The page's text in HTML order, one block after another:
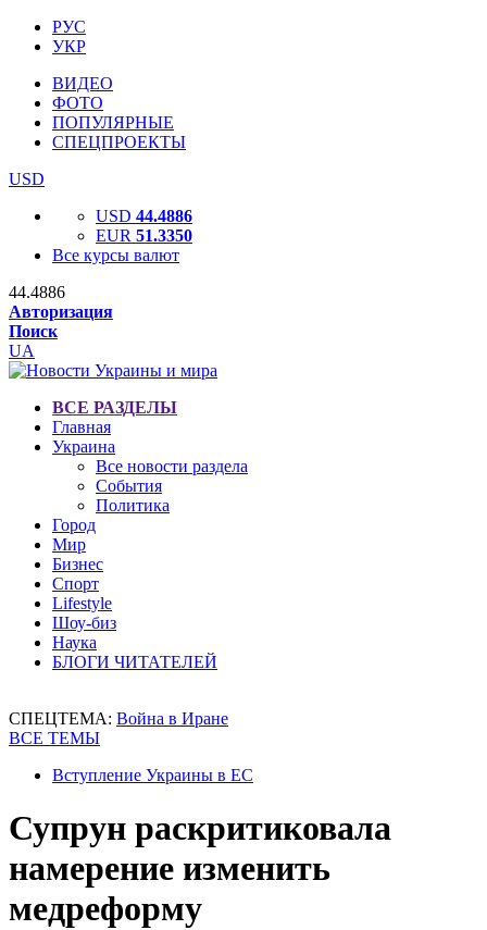
РУС
УКР
ВИДЕО
ФОТО
ПОПУЛЯРНЫЕ
СПЕЦПРОЕКТЫ
USD
USD 44.4886
EUR 51.3350
Все курсы валют
44.4886
Авторизация
Поиск
UA
ВСЕ РАЗДЕЛЫ
Главная
Украина
Все новости раздела
События
Политика
Город
Мир
Бизнес
Спорт
Lifestyle
Шоу-биз
Наука
БЛОГИ ЧИТАТЕЛЕЙ
СПЕЦТЕМА: Война в Иране
ВСЕ ТЕМЫ
Вступление Украины в ЕС
Супрун раскритиковала
намерение изменить
медреформу